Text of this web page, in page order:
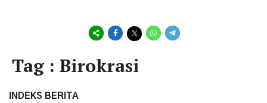
Tag : Birokrasi
INDEKS BERITA